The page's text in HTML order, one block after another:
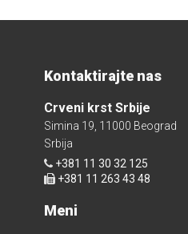
Kontaktirajte nas
Crveni krst Srbije
Simina 19, 11000 Beograd
Srbija
+381 11 30 32 125
+381 11 263 43 48
Meni